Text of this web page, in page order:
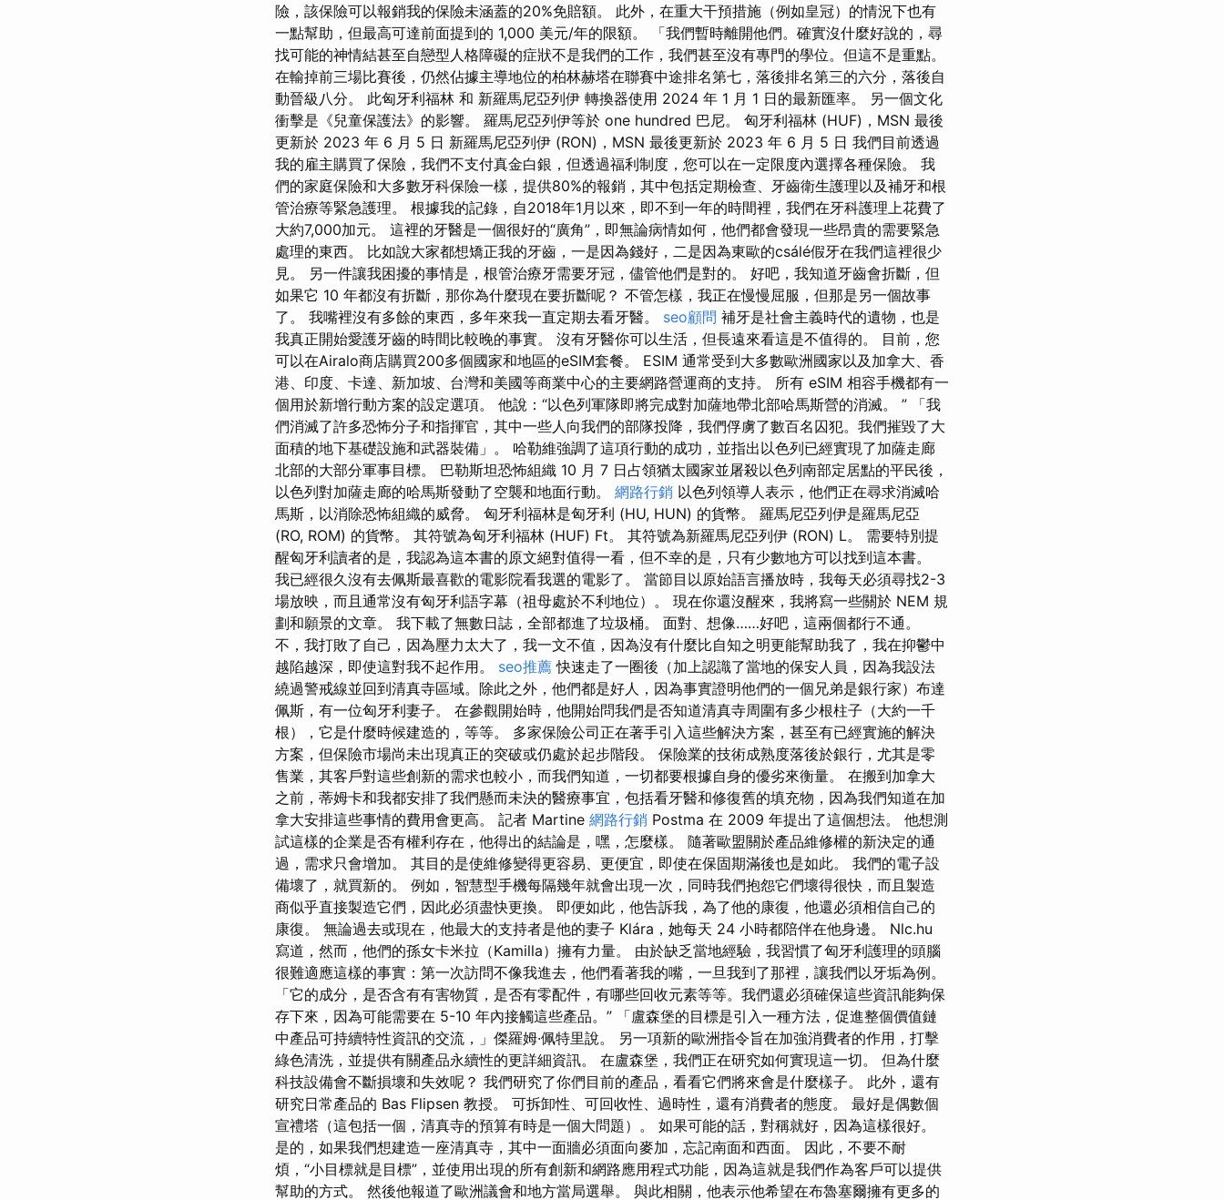
險，該保險可以報銷我的保險未涵蓋的20%免賠額。 此外，在重大干預措施（例如皇冠）的情況下也有
一點幫助，但最高可達前面提到的 1,000 美元/年的限額。 「我們暫時離開他們。確實沒什麼好說的，尋
找可能的神情結甚至自戀型人格障礙的症狀不是我們的工作，我們甚至沒有專門的學位。但這不是重點。
在輸掉前三場比賽後，仍然佔據主導地位的柏林赫塔在聯賽中途排名第七，落後排名第三的六分，落後自
動晉級八分。 此匈牙利福林 和 新羅馬尼亞列伊 轉換器使用 2024 年 1 月 1 日的最新匯率。 另一個文化
衝擊是《兒童保護法》的影響。 羅馬尼亞列伊等於 one hundred 巴尼。 匈牙利福林 (HUF)，MSN 最後
更新於 2023 年 6 月 5 日 新羅馬尼亞列伊 (RON)，MSN 最後更新於 2023 年 6 月 5 日 我們目前透過
我的雇主購買了保險，我們不支付真金白銀，但透過福利制度，您可以在一定限度內選擇各種保險。 我
們的家庭保險和大多數牙科保險一樣，提供80%的報銷，其中包括定期檢查、牙齒衛生護理以及補牙和根
管治療等緊急護理。 根據我的記錄，自2018年1月以來，即不到一年的時間裡，我們在牙科護理上花費了
大約7,000加元。 這裡的牙醫是一個很好的“廣角”，即無論病情如何，他們都會發現一些昂貴的需要緊急
處理的東西。 比如說大家都想矯正我的牙齒，一是因為錢好，二是因為東歐的csálé假牙在我們這裡很少
見。 另一件讓我困擾的事情是，根管治療牙需要牙冠，儘管他們是對的。 好吧，我知道牙齒會折斷，但
如果它 10 年都沒有折斷，那你為什麼現在要折斷呢？ 不管怎樣，我正在慢慢屈服，但那是另一個故事
了。 我嘴裡沒有多餘的東西，多年來我一直定期去看牙醫。 seo顧問 補牙是社會主義時代的遺物，也是
我真正開始愛護牙齒的時間比較晚的事實。 沒有牙醫你可以生活，但長遠來看這是不值得的。 目前，您
可以在Airalo商店購買200多個國家和地區的eSIM套餐。 ESIM 通常受到大多數歐洲國家以及加拿大、香
港、印度、卡達、新加坡、台灣和美國等商業中心的主要網路營運商的支持。 所有 eSIM 相容手機都有一
個用於新增行動方案的設定選項。 他說：“以色列軍隊即將完成對加薩地帶北部哈馬斯營的消滅。 ” 「我
們消滅了許多恐怖分子和指揮官，其中一些人向我們的部隊投降，我們俘虜了數百名囚犯。我們摧毀了大
面積的地下基礎設施和武器裝備」。 哈勒維強調了這項行動的成功，並指出以色列已經實現了加薩走廊
北部的大部分軍事目標。 巴勒斯坦恐怖組織 10 月 7 日占領猶太國家並屠殺以色列南部定居點的平民後，
以色列對加薩走廊的哈馬斯發動了空襲和地面行動。 網路行銷 以色列領導人表示，他們正在尋求消滅哈
馬斯，以消除恐怖組織的威脅。 匈牙利福林是匈牙利 (HU, HUN) 的貨幣。 羅馬尼亞列伊是羅馬尼亞
(RO, ROM) 的貨幣。 其符號為匈牙利福林 (HUF) Ft。 其符號為新羅馬尼亞列伊 (RON) L。 需要特別提
醒匈牙利讀者的是，我認為這本書的原文絕對值得一看，但不幸的是，只有少數地方可以找到這本書。
我已經很久沒有去佩斯最喜歡的電影院看我選的電影了。 當節目以原始語言播放時，我每天必須尋找2-3
場放映，而且通常沒有匈牙利語字幕（祖母處於不利地位）。 現在你還沒醒來，我將寫一些關於 NEM 規
劃和願景的文章。 我下載了無數日誌，全部都進了垃圾桶。 面對、想像……好吧，這兩個都行不通。
不，我打敗了自己，因為壓力太大了，我一文不值，因為沒有什麼比自知之明更能幫助我了，我在抑鬱中
越陷越深，即使這對我不起作用。 seo推薦 快速走了一圈後（加上認識了當地的保安人員，因為我設法
繞過警戒線並回到清真寺區域。除此之外，他們都是好人，因為事實證明他們的一個兄弟是銀行家）布達
佩斯，有一位匈牙利妻子。 在參觀開始時，他開始問我們是否知道清真寺周圍有多少根柱子（大約一千
根），它是什麼時候建造的，等等。 多家保險公司正在著手引入這些解決方案，甚至有已經實施的解決
方案，但保險市場尚未出現真正的突破或仍處於起步階段。 保險業的技術成熟度落後於銀行，尤其是零
售業，其客戶對這些創新的需求也較小，而我們知道，一切都要根據自身的優劣來衡量。 在搬到加拿大
之前，蒂姆卡和我都安排了我們懸而未決的醫療事宜，包括看牙醫和修復舊的填充物，因為我們知道在加
拿大安排這些事情的費用會更高。 記者 Martine 網路行銷 Postma 在 2009 年提出了這個想法。 他想測
試這樣的企業是否有權利存在，他得出的結論是，嘿，怎麼樣。 隨著歐盟關於產品維修權的新決定的通
過，需求只會增加。 其目的是使維修變得更容易、更便宜，即使在保固期滿後也是如此。 我們的電子設
備壞了，就買新的。 例如，智慧型手機每隔幾年就會出現一次，同時我們抱怨它們壞得很快，而且製造
商似乎直接製造它們，因此必須盡快更換。 即便如此，他告訴我，為了他的康復，他還必須相信自己的
康復。 無論過去或現在，他最大的支持者是他的妻子 Klára，她每天 24 小時都陪伴在他身邊。 Nlc.hu
寫道，然而，他們的孫女卡米拉（Kamilla）擁有力量。 由於缺乏當地經驗，我習慣了匈牙利護理的頭腦
很難適應這樣的事實：第一次訪問不像我進去，他們看著我的嘴，一旦我到了那裡，讓我們以牙垢為例。
「它的成分，是否含有有害物質，是否有零配件，有哪些回收元素等等。我們還必須確保這些資訊能夠保
存下來，因為可能需要在 5-10 年內接觸這些產品。” 「盧森堡的目標是引入一種方法，促進整個價值鏈
中產品可持續特性資訊的交流，」傑羅姆·佩特里說。 另一項新的歐洲指令旨在加強消費者的作用，打擊
綠色清洗，並提供有關產品永續性的更詳細資訊。 在盧森堡，我們正在研究如何實現這一切。 但為什麼
科技設備會不斷損壞和失效呢？ 我們研究了你們目前的產品，看看它們將來會是什麼樣子。 此外，還有
研究日常產品的 Bas Flipsen 教授。 可拆卸性、可回收性、過時性，還有消費者的態度。 最好是偶數個
宣禮塔（這包括一個，清真寺的預算有時是一個大問題）。 如果可能的話，對稱就好，因為這樣很好。
是的，如果我們想建造一座清真寺，其中一面牆必須面向麥加，忘記南面和西面。 因此，不要不耐
煩，“小目標就是目標”，並使用出現的所有創新和網路應用程式功能，因為這就是我們作為客戶可以提供
幫助的方式。 然後他報道了歐洲議會和地方當局選舉。 與此相關，他表示他希望在布魯塞爾擁有更多的